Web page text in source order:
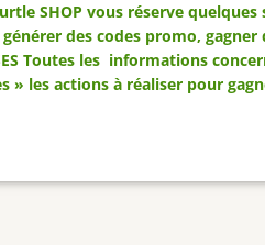
SHOP vous réserve
des codes promo, gagner
Toutes les informations
» les actions à réaliser pour